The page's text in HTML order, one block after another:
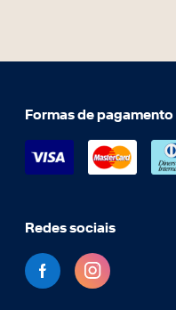
Formas de pagamento
Redes sociais